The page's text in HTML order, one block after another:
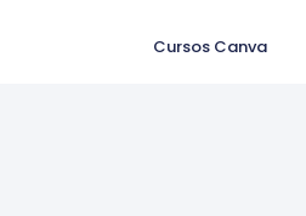
Cursos Canva